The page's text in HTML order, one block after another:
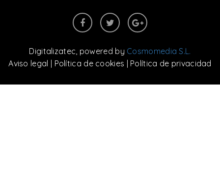
Digitalizatec , powered by Cosmomedia S.L.
Aviso legal | Política de cookies | Política de privacidad